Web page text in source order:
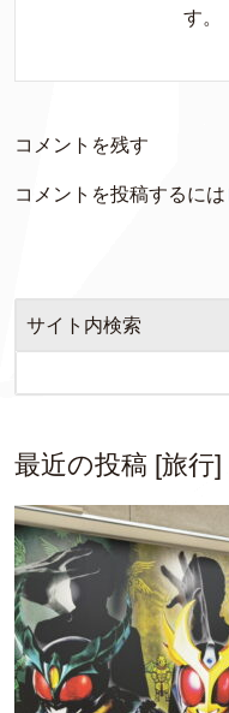
す。
コメントを残す
コメントを投稿するには
サイト内検索
最近の投稿 [旅行]